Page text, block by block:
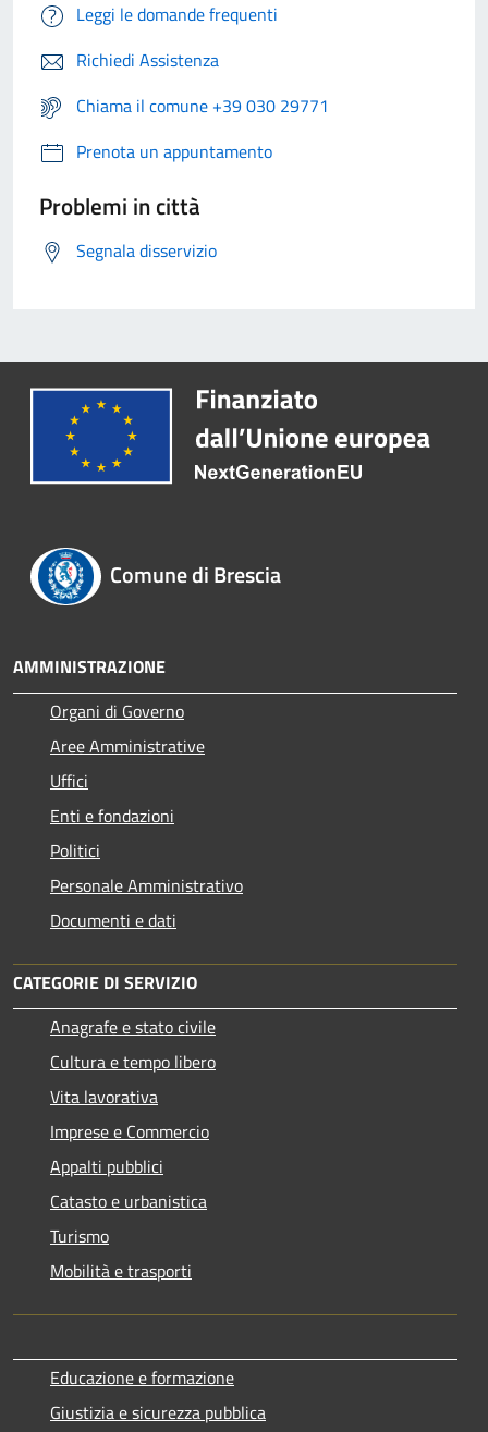
Leggi le domande frequenti
Richiedi Assistenza
Chiama il comune +39 030 29771
Prenota un appuntamento
Problemi in città
Segnala disservizio
Comune di Brescia
AMMINISTRAZIONE
Organi di Governo
Aree Amministrative
Uffici
Enti e fondazioni
Politici
Personale Amministrativo
Documenti e dati
CATEGORIE DI SERVIZIO
Anagrafe e stato civile
Cultura e tempo libero
Vita lavorativa
Imprese e Commercio
Appalti pubblici
Catasto e urbanistica
Turismo
Mobilità e trasporti
Educazione e formazione
Giustizia e sicurezza pubblica